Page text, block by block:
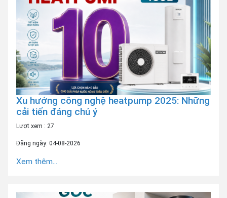
Xu hướng công nghệ heatpump 2025: Những
cải tiến đáng chú ý
Lượt xem : 27
Đăng ngày: 04-08-2026
Xem thêm...